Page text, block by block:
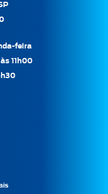
feira
11h00